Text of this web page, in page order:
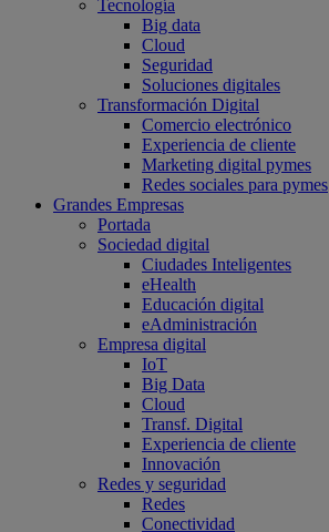
Tecnología
Big data
Cloud
Seguridad
Soluciones digitales
Transformación Digital
Comercio electrónico
Experiencia de cliente
Marketing digital pymes
Redes sociales para pymes
Grandes Empresas
Portada
Sociedad digital
Ciudades Inteligentes
eHealth
Educación digital
eAdministración
Empresa digital
IoT
Big Data
Cloud
Transf. Digital
Experiencia de cliente
Innovación
Redes y seguridad
Redes
Conectividad